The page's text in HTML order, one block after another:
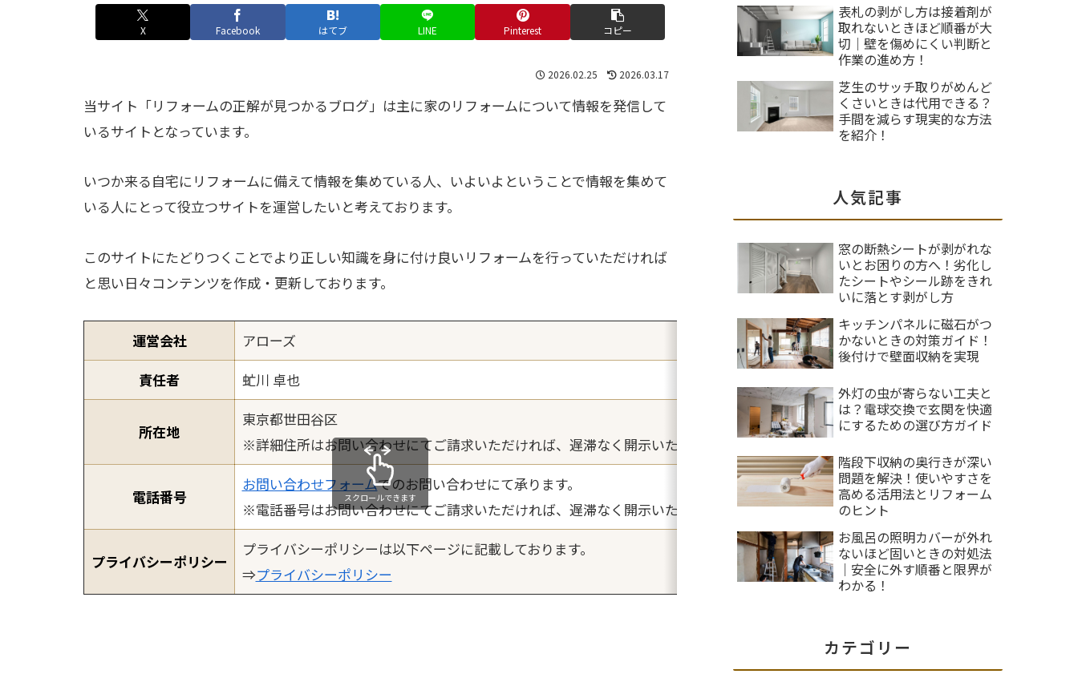
X Facebook はてブ LINE Pinterest コピー
2026.02.25 2026.03.17
当サイト「リフォームの正解が見つかるブログ」は主に家のリフォームについて情報を発信して
いるサイトとなっています。
いつか来る自宅にリフォームに備えて情報を集めている人、いよいよということで情報を集めて
いる人にとって役立つサイトを運営したいと考えております。
このサイトにたどりつくことでより正しい知識を身に付け良いリフォームを行っていただければ
と思い日々コンテンツを作成・更新しております。
運営会社
アローズ
責任者
虻川 卓也
所在地
東京都世田谷区
※詳細住所はお問い合わせにてご請求いただければ、遅滞なく開示いたします。
電話番号
お問い合わせフォームでのお問い合わせにて承ります。
※電話番号はお問い合わせにてご請求いただければ、遅滞なく開示いたします。
プライバシーポリシー
プライバシーポリシーは以下ページに記載しております。
⇒プライバシーポリシー
スクロールできます
表札の剥がし方は接着剤が
取れないときほど順番が大
切｜壁を傷めにくい判断と
作業の進め方！
芝生のサッチ取りがめんど
くさいときは代用できる？
手間を減らす現実的な方法
を紹介！
人気記事
窓の断熱シートが剥がれな
いとお困りの方へ！劣化し
たシートやシール跡をきれ
いに落とす剥がし方
キッチンパネルに磁石がつ
かないときの対策ガイド！
後付けで壁面収納を実現
外灯の虫が寄らない工夫と
は？電球交換で玄関を快適
にするための選び方ガイド
階段下収納の奥行きが深い
問題を解決！使いやすさを
高める活用法とリフォーム
のヒント
お風呂の照明カバーが外れ
ないほど固いときの対処法
｜安全に外す順番と限界が
わかる！
カテゴリー